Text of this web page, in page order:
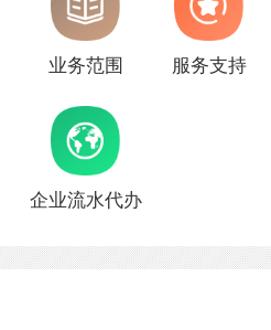
业务范围 服务支持
企业流水代办